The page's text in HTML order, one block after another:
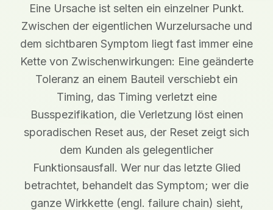
Eine Ursache ist selten ein einzelner Punkt.
Zwischen der eigentlichen Wurzelursache und
dem sichtbaren Symptom liegt fast immer eine
Kette von Zwischenwirkungen: Eine geänderte
Toleranz an einem Bauteil verschiebt ein
Timing, das Timing verletzt eine
Busspezifikation, die Verletzung löst einen
sporadischen Reset aus, der Reset zeigt sich
dem Kunden als gelegentlicher
Funktionsausfall. Wer nur das letzte Glied
betrachtet, behandelt das Symptom; wer die
ganze Wirkkette (engl. failure chain) sieht,